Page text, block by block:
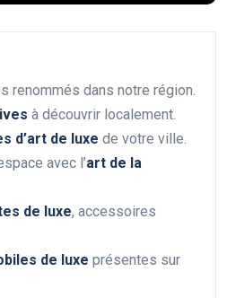
renommés dans notre région.
à découvrir localement.
d’art de luxe de votre ville.
avec l’art de la
de luxe, accessoires
de luxe présentes sur